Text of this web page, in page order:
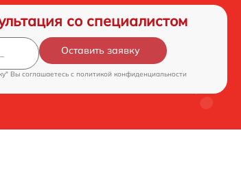
со специалистом
Оставить заявку
Вы соглашаетесь c политикой конфиденциальности